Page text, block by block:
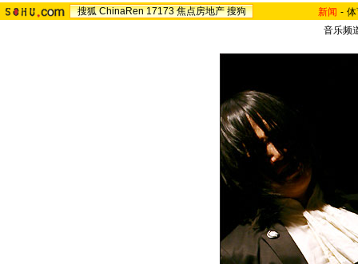
搜狐 ChinaRen 17173 焦点房地产 搜狗 新闻 -
音乐频